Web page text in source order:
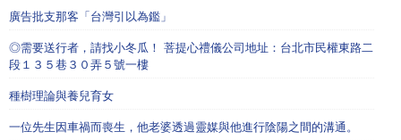
廣告批支那客「台灣引以為鑑」
◎需要送行者，請找小冬瓜！ 菩提心禮儀公司地址：台北市民權東路二
段１３５巷３０弄５號一樓
種樹理論與養兒育女
一位先生因車禍而喪生，他老婆透過靈媒與他進行陰陽之間的溝通。